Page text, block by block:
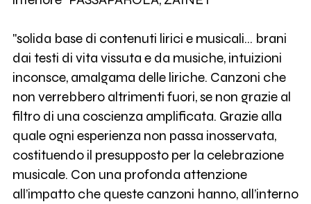
"solida base di contenuti lirici e musicali... brani
dai testi di vita vissuta e da musiche, intuizioni
inconsce, amalgama delle liriche. Canzoni che
non verrebbero altrimenti fuori, se non grazie al
filtro di una coscienza amplificata. Grazie alla
quale ogni esperienza non passa inosservata,
costituendo il presupposto per la celebrazione
musicale. Con una profonda attenzione
all’impatto che queste canzoni hanno, all’interno